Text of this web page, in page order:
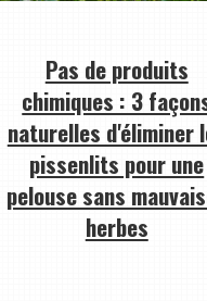
Pas de produits
chimiques : 3
naturelles d'éliminer
pissenlits pour une
pelouse sans
herbes